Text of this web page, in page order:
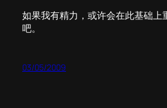
如果我有精力，或许会在此基础上
吧。
03/05/2009